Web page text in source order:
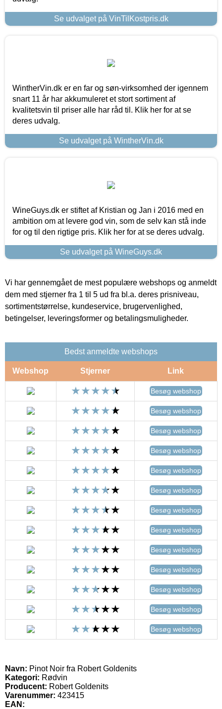
Se udvalget på VinTilKostpris.dk
WintherVin.dk er en far og søn-virksomhed der igennem
snart 11 år har akkumuleret et stort sortiment af
kvalitetsvin til priser alle har råd til. Klik her for at se
deres udvalg.
Se udvalget på WintherVin.dk
WineGuys.dk er stiftet af Kristian og Jan i 2016 med en
ambition om at levere god vin, som de selv kan stå inde
for og til den rigtige pris. Klik her for at se deres udvalg.
Se udvalget på WineGuys.dk
Vi har gennemgået de mest populære webshops og anmeldt
dem med stjerner fra 1 til 5 ud fra bl.a. deres prisniveau,
sortimentstørrelse, kundeservice, brugervenlighed,
betingelser, leveringsformer og betalingsmuligheder.
Bedst anmeldte webshops
Webshop Stjerner Link
Besøg webshop
Besøg webshop
Besøg webshop
Besøg webshop
Besøg webshop
Besøg webshop
Besøg webshop
Besøg webshop
Besøg webshop
Besøg webshop
Besøg webshop
Besøg webshop
Besøg webshop
Navn: Pinot Noir fra Robert Goldenits
Kategori: Rødvin
Producent: Robert Goldenits
Varenummer: 423415
EAN: